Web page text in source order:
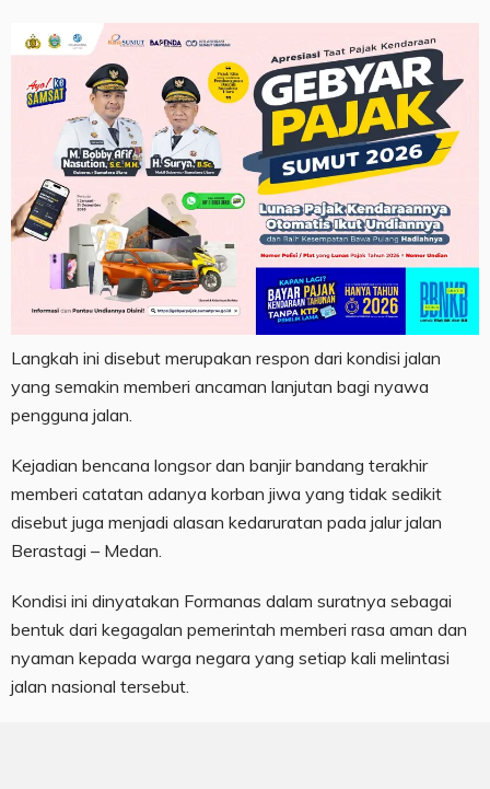
Langkah ini disebut merupakan respon dari kondisi jalan
yang semakin memberi ancaman lanjutan bagi nyawa
pengguna jalan.
Kejadian bencana longsor dan banjir bandang terakhir
memberi catatan adanya korban jiwa yang tidak sedikit
disebut juga menjadi alasan kedaruratan pada jalur jalan
Berastagi – Medan.
Kondisi ini dinyatakan Formanas dalam suratnya sebagai
bentuk dari kegagalan pemerintah memberi rasa aman dan
nyaman kepada warga negara yang setiap kali melintasi
jalan nasional tersebut.